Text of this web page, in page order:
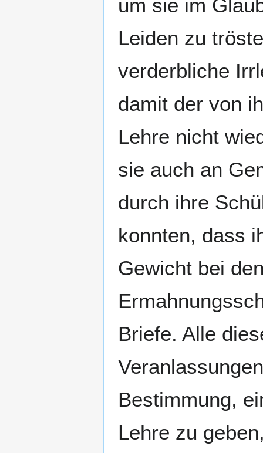
um sie im
Leiden zu
verderbliche
damit der von
Lehre nicht
sie auch an
durch ihre
konnten, dass
Gewicht bei
Briefe. Alle
Bestimmung,
Lehre zu